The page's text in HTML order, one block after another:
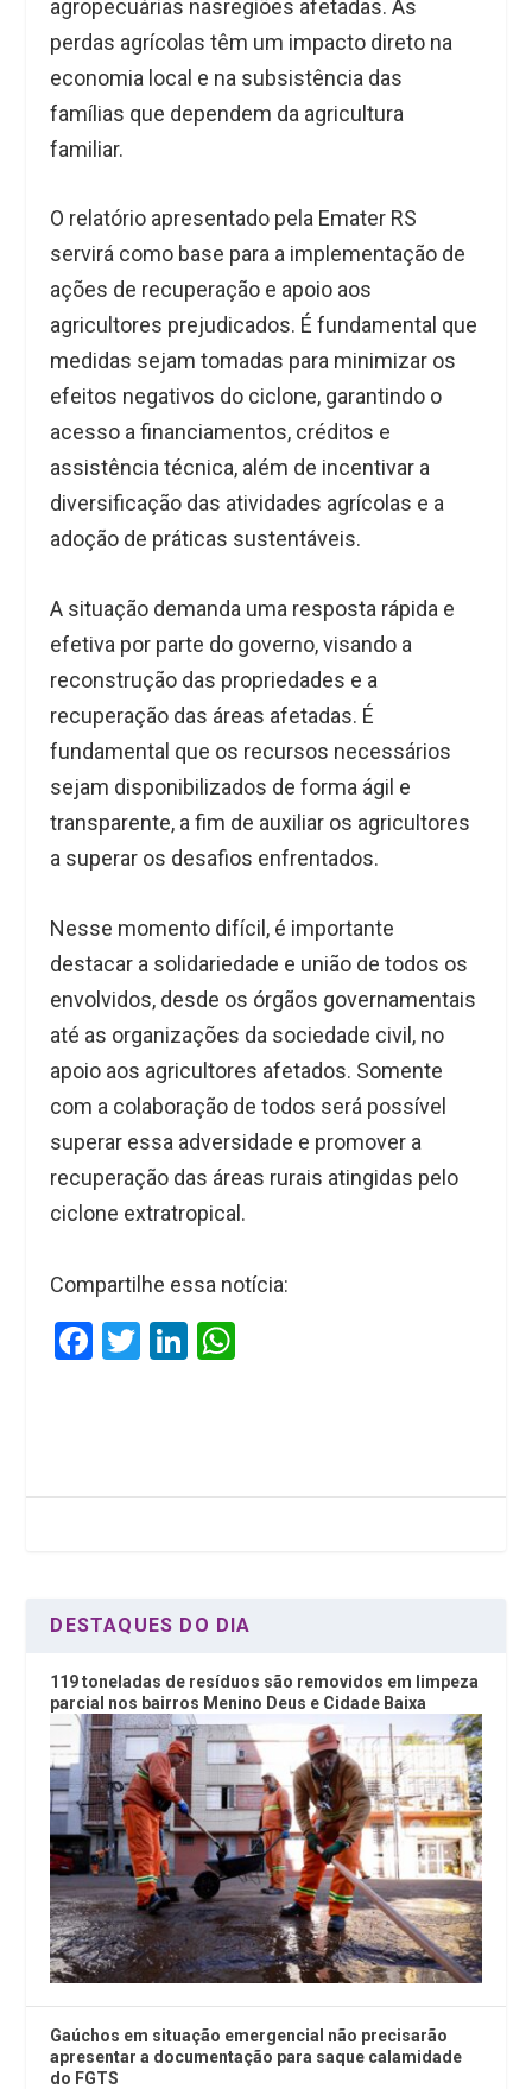
agropecuárias nasregiões afetadas. As
perdas agrícolas têm um impacto direto na
economia local e na subsistência das
famílias que dependem da agricultura
familiar.
O relatório apresentado pela Emater RS
servirá como base para a implementação de
ações de recuperação e apoio aos
agricultores prejudicados. É fundamental que
medidas sejam tomadas para minimizar os
efeitos negativos do ciclone, garantindo o
acesso a financiamentos, créditos e
assistência técnica, além de incentivar a
diversificação das atividades agrícolas e a
adoção de práticas sustentáveis.
A situação demanda uma resposta rápida e
efetiva por parte do governo, visando a
reconstrução das propriedades e a
recuperação das áreas afetadas. É
fundamental que os recursos necessários
sejam disponibilizados de forma ágil e
transparente, a fim de auxiliar os agricultores
a superar os desafios enfrentados.
Nesse momento difícil, é importante
destacar a solidariedade e união de todos os
envolvidos, desde os órgãos governamentais
até as organizações da sociedade civil, no
apoio aos agricultores afetados. Somente
com a colaboração de todos será possível
superar essa adversidade e promover a
recuperação das áreas rurais atingidas pelo
ciclone extratropical.
Compartilhe essa notícia:
F
o
T
Li
n
A
DESTAQUES DO DIA
119 toneladas de resíduos são removidos em limpeza
parcial nos bairros Menino Deus e Cidade Baixa
Gaúchos em situação emergencial não precisarão
apresentar a documentação para saque calamidade
do FGTS